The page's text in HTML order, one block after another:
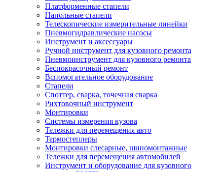
Платформенные стапели
Напольные стапели
Телескопические измерительные линейки
Пневмогидравлические насосы
Инструмент и аксессуары
Ручной инструмент для кузовного ремонта
Пневмоинструмент для кузовного ремонта
Беспокрасочный ремонт
Вспомогательное оборудование
Стапели
Споттер, сварка, точечная сварка
Рихтовочный инструмент
Монтировки
Системы измерения кузова
Тележки для перемещения авто
Термостеплеры
Монтировки слесарные, шиномонтажные
Тележки для перемещения автомобилей
Инструмент и оборудование для кузовного